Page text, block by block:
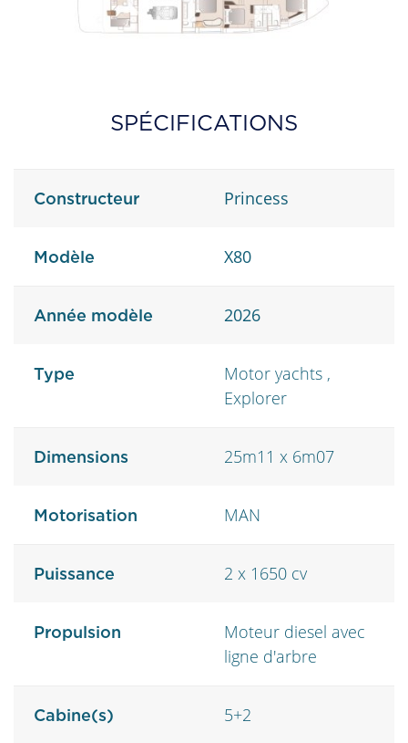
SPÉCIFICATIONS
Constructeur Princess
Modèle X80
Année modèle 2026
Type
Motor yachts ,
Explorer
Dimensions 25m11 x 6m07
Motorisation MAN
Puissance 2 x 1650 cv
Propulsion
Moteur diesel avec
ligne d'arbre
Cabine(s) 5+2